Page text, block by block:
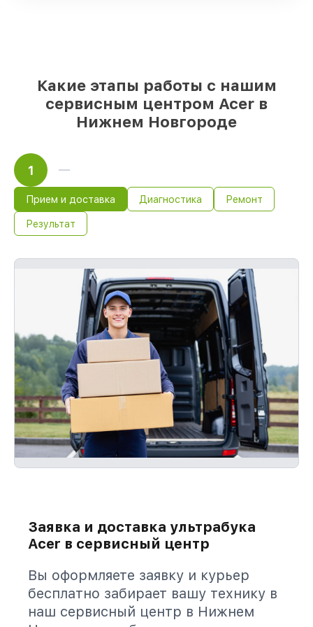
Какие этапы работы с нашим
сервисным центром Acer в
Нижнем Новгороде
1
Прием и доставка Диагностика Ремонт
Результат
Заявка и доставка ультрабука
Acer в сервисный центр
Вы оформляете заявку и курьер
бесплатно забирает вашу технику в
наш сервисный центр в Нижнем